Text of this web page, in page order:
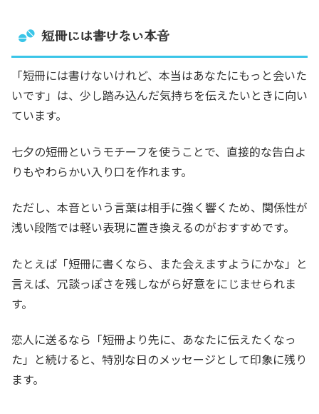
短冊には書けない本音
「短冊には書けないけれど、本当はあなたにもっと会いた
いです」は、少し踏み込んだ気持ちを伝えたいときに向い
ています。
七夕の短冊というモチーフを使うことで、直接的な告白よ
りもやわらかい入り口を作れます。
ただし、本音という言葉は相手に強く響くため、関係性が
浅い段階では軽い表現に置き換えるのがおすすめです。
たとえば「短冊に書くなら、また会えますようにかな」と
言えば、冗談っぽさを残しながら好意をにじませられま
す。
恋人に送るなら「短冊より先に、あなたに伝えたくなっ
た」と続けると、特別な日のメッセージとして印象に残り
ます。